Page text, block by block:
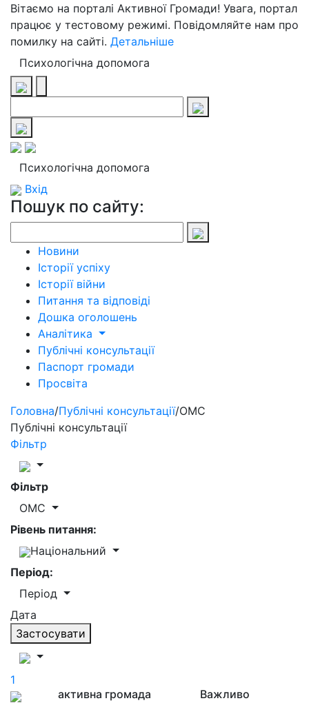
Вітаємо на порталі Активної Громади! Увага, портал
працює у тестовому режимі. Повідомляйте нам про
помилку на сайті. Детальніше
Психологічна допомога
Психологічна допомога
Вхід
Пошук по сайту:
Новини
Історії успіху
Історії війни
Питання та відповіді
Дошка оголошень
Аналітика
Публічні консультації
Паспорт громади
Просвіта
Головна/Публічні консультації/ОМС
Публічні консультації
Фільтр
Фільтр
ОМС
Рівень питання:
Національний
Період:
Період
Дата
Застосувати
1
активна громада
Важливо